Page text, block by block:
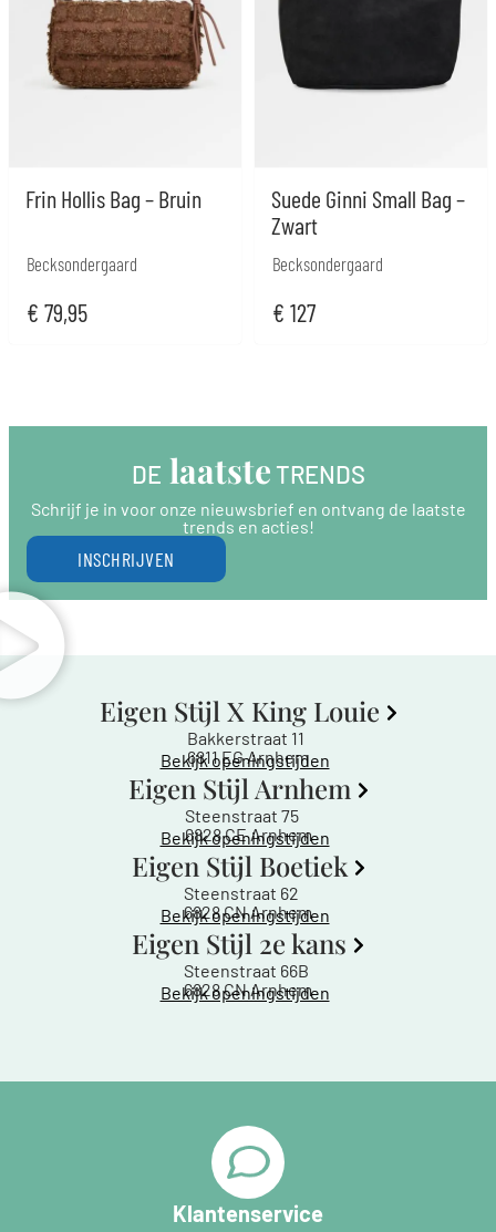
Frin Hollis Bag – Bruin
Becksondergaard
€ 79,95
Suede Ginni Small Bag –
Zwart
Becksondergaard
€ 127
DE laatste TRENDS
Schrijf je in voor onze nieuwsbrief en ontvang de laatste
trends en acties!
INSCHRIJVEN
Eigen Stijl X King Louie
Bakkerstraat 11
6811 EG Arnhem
Bekijk openingstijden
Eigen Stijl Arnhem
Steenstraat 75
6828 CE Arnhem
Bekijk openingstijden
Eigen Stijl Boetiek
Steenstraat 62
6828 CN Arnhem
Bekijk openingstijden
Eigen Stijl 2e kans
Steenstraat 66B
6828 CN Arnhem
Bekijk openingstijden
Klantenservice